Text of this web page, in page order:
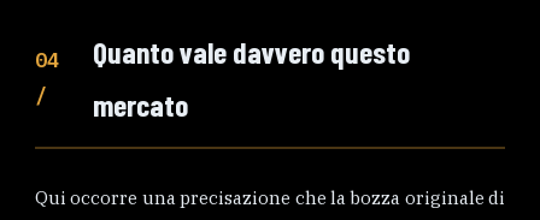
04
/
Quanto vale davvero questo
mercato
Qui occorre una precisazione che la bozza originale di